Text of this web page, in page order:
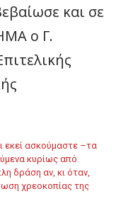
και σε
ο Γ.
εκεί ασκούμαστε –τα
κυρίως από
δράση αν, κι όταν,
χρεοκοπίας της